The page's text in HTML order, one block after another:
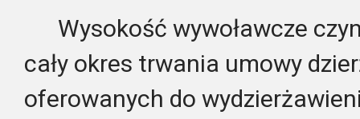
Wysokość wywoławcze
cały okres trwania umowy
oferowanych do